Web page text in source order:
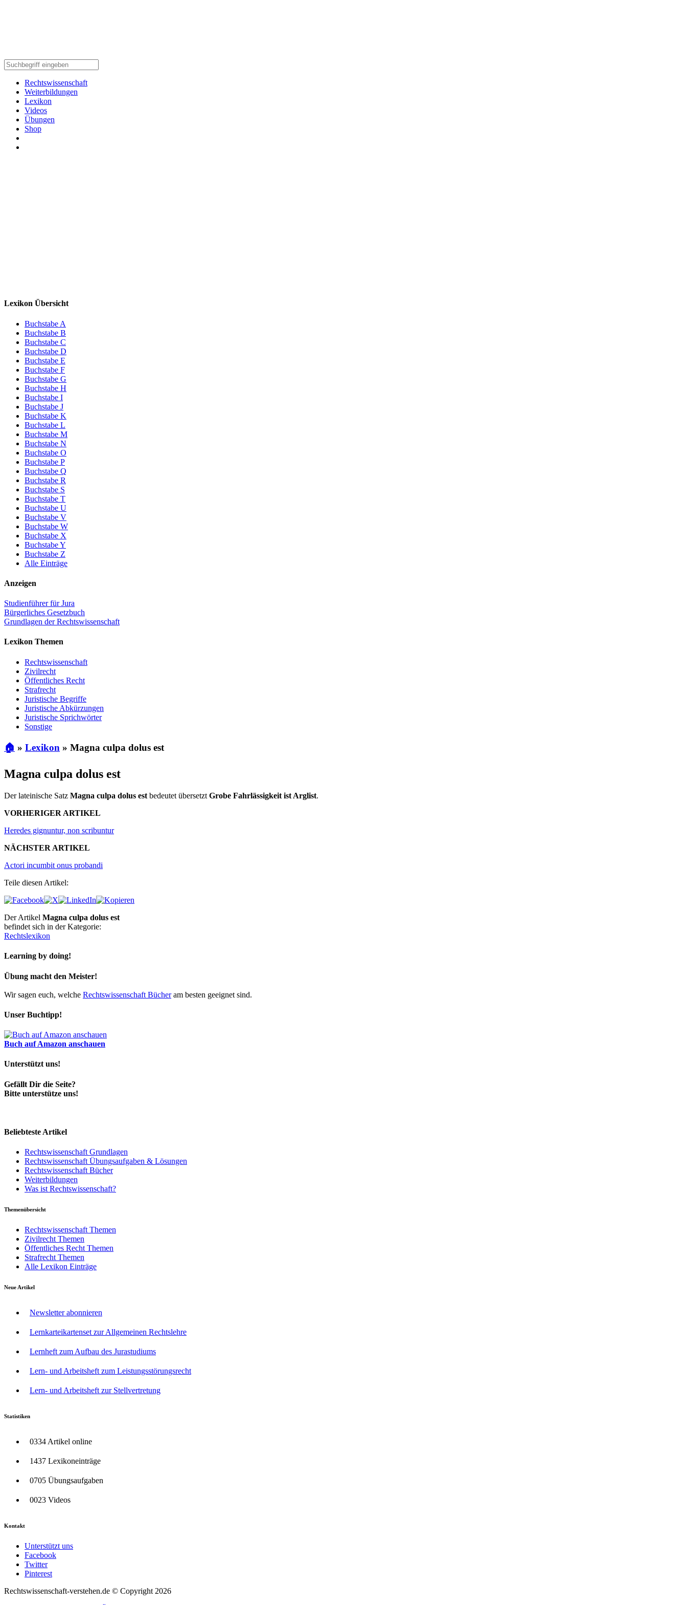
Rechtswissenschaft
Weiterbildungen
Lexikon
Videos
Übungen
Shop
Lexikon Übersicht
Buchstabe A
Buchstabe B
Buchstabe C
Buchstabe D
Buchstabe E
Buchstabe F
Buchstabe G
Buchstabe H
Buchstabe I
Buchstabe J
Buchstabe K
Buchstabe L
Buchstabe M
Buchstabe N
Buchstabe O
Buchstabe P
Buchstabe Q
Buchstabe R
Buchstabe S
Buchstabe T
Buchstabe U
Buchstabe V
Buchstabe W
Buchstabe X
Buchstabe Y
Buchstabe Z
Alle Einträge
Anzeigen
Studienführer für Jura
Bürgerliches Gesetzbuch
Grundlagen der Rechtswissenschaft
Lexikon Themen
Rechtswissenschaft
Zivilrecht
Öffentliches Recht
Strafrecht
Juristische Begriffe
Juristische Abkürzungen
Juristische Sprichwörter
Sonstige
🏠 » Lexikon » Magna culpa dolus est
Magna culpa dolus est
Der lateinische Satz Magna culpa dolus est bedeutet übersetzt Grobe Fahrlässigkeit ist Arglist.
VORHERIGER ARTIKEL
Heredes gignuntur, non scribuntur
NÄCHSTER ARTIKEL
Actori incumbit onus probandi
Teile diesen Artikel:
Der Artikel Magna culpa dolus est
befindet sich in der Kategorie:
Rechtslexikon
Learning by doing!
Übung macht den Meister!
Wir sagen euch, welche Rechtswissenschaft Bücheram besten geeignet sind.
Unser Buchtipp!
Buch auf Amazon anschauen
Unterstützt uns!
Gefällt Dir die Seite?
Bitte unterstütze uns!
Beliebteste Artikel
Rechtswissenschaft Grundlagen
Rechtswissenschaft Übungsaufgaben & Lösungen
Rechtswissenschaft Bücher
Weiterbildungen
Was ist Rechtswissenschaft?
Themenübersicht
Rechtswissenschaft Themen
Zivilrecht Themen
Öffentliches Recht Themen
Strafrecht Themen
Alle Lexikon Einträge
Neue Artikel
Newsletter abonnieren
Lernkarteikartenset zur Allgemeinen Rechtslehre
Lernheft zum Aufbau des Jurastudiums
Lern- und Arbeitsheft zum Leistungsstörungsrecht
Lern- und Arbeitsheft zur Stellvertretung
Statistiken
0334 Artikel online
1437 Lexikoneinträge
0705 Übungsaufgaben
0023 Videos
Kontakt
Unterstützt uns
Facebook
Twitter
Pinterest
Rechtswissenschaft-verstehen.de © Copyright 2026